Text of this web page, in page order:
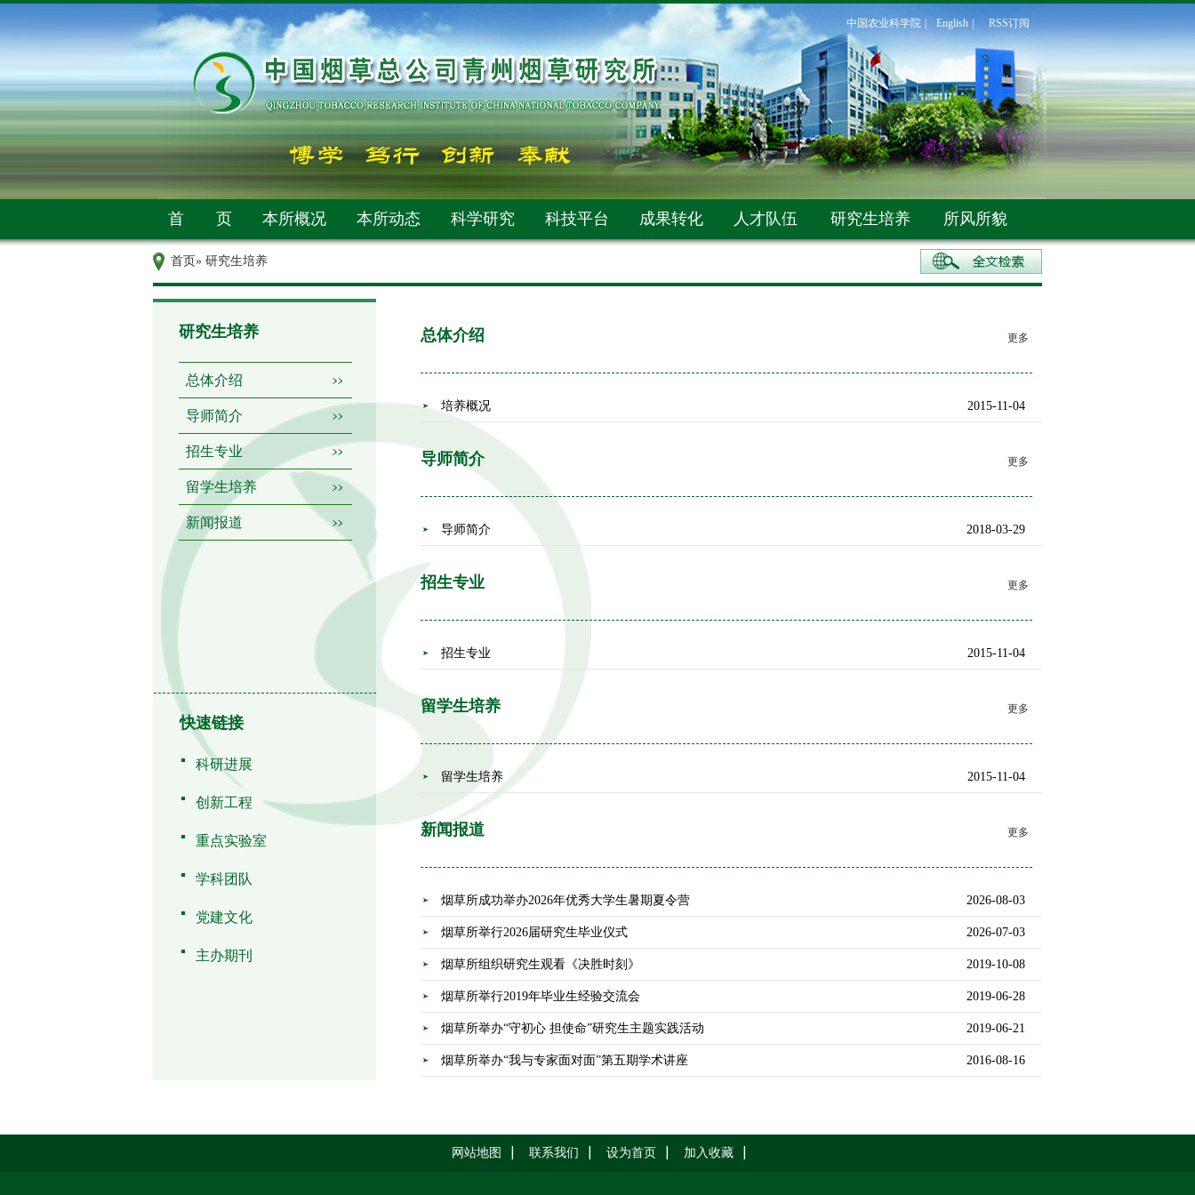
首 页 本所概况 本所动态 科学研究 科技平台 成果转化 人才队伍 研究生培养 所风所貌
中国农业科学院 English RSS订阅
首页» 研究生培养
研究生培养
总体介绍
导师简介
招生专业
留学生培养
新闻报道
快速链接
科研进展
创新工程
重点实验室
学科团队
党建文化
主办期刊
总体介绍 更多
2015-11-04
培养概况
导师简介 更多
2018-03-29
导师简介
招生专业 更多
2015-11-04
招生专业
留学生培养 更多
2015-11-04
留学生培养
新闻报道 更多
2026-08-03
烟草所成功举办2026年优秀大学生暑期夏令营
2026-07-03
烟草所举行2026届研究生毕业仪式
2019-10-08
烟草所组织研究生观看《决胜时刻》
2019-06-28
烟草所举行2019年毕业生经验交流会
2019-06-21
烟草所举办“守初心 担使命”研究生主题实践活动
2016-08-16
烟草所举办“我与专家面对面”第五期学术讲座
网站地图 联系我们 设为首页 加入收藏